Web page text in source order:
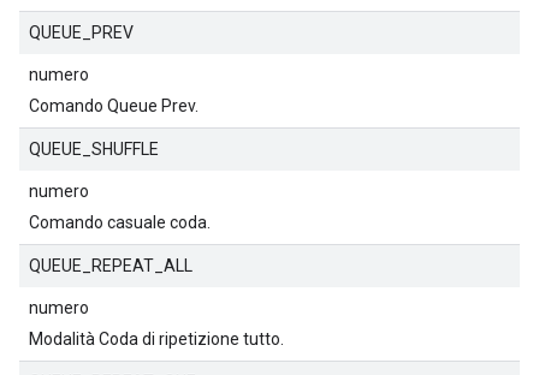
QUEUE_PREV
numero
Comando Queue Prev.
QUEUE_SHUFFLE
numero
Comando casuale coda.
QUEUE_REPEAT_ALL
numero
Modalità Coda di ripetizione tutto.